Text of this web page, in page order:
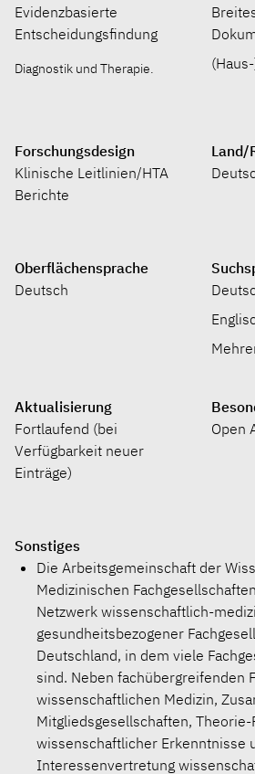
Evidenzbasierte
Entscheidungsfindung
Diagnostik und Therapie.
Forschungsdesign
Klinische Leitlinien/HTA
Berichte
Land/
Oberflächensprache
Deutsch
Aktualisierung
Fortlaufend (bei
Verfügbarkeit neuer
Einträge)
Open
Sonstiges
Die Arbeitsgemeinschaft der
Medizinischen
Netzwerk wissenschaftlich-
gesundheitsbezogener
Deutschland, in dem viele
sind. Neben fachübergreifenden
wissenschaftlichen Medizin,
Mitgliedsgesellschaften,
wissenschaftlicher Erkenntnisse
Interessenvertretung